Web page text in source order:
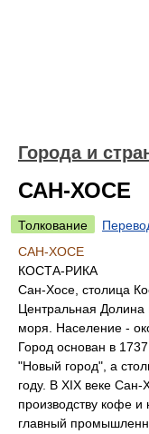
Города и
САН-ХОСЕ
Толкование
САН-ХОСЕ
КОСТА-РИКА
Сан-Хосе, столица
Центральная Долина
моря. Население -
Город основан в
"Новый город", а
году. В XIX веке Сан-
производству кофе и
главный